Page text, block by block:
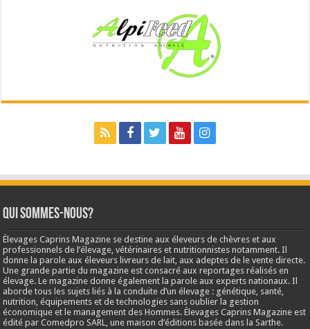
Qui sommes-nous?
Élevages Caprins Magazine se destine aux éleveurs de chèvres et aux
professionnels de l’élevage, vétérinaires et nutritionnistes notamment. Il
donne la parole aux éleveurs livreurs de lait, aux adeptes de le vente directe.
Une grande partie du magazine est consacré aux reportages réalisés en
élevage. Le magazine donne également la parole aux experts nationaux. Il
aborde tous les sujets liés à la conduite d’un élevage : génétique, santé,
nutrition, équipements et de technologies sans oublier la gestion
économique et le management des Hommes. Élevages Caprins Magazine est
édité par Comedpro SARL, une maison d’éditions basée dans la Sarthe.